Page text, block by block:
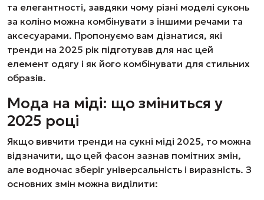
та елегантності, завдяки чому різні моделі суконь
за коліно можна комбінувати з іншими речами та
аксесуарами. Пропонуємо вам дізнатися, які
тренди на 2025 рік підготував для нас цей
елемент одягу і як його комбінувати для стильних
образів.
Мода на міді: що зміниться у
2025 році
Якщо вивчити тренди на сукні міді 2025, то можна
відзначити, що цей фасон зазнав помітних змін,
але водночас зберіг універсальність і виразність. З
основних змін можна виділити: